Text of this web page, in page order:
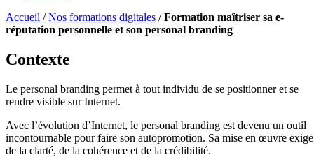
Accueil /Nos formations digitales /Formation maîtriser sa e-
réputation personnelle et son personal branding
Contexte
Le personal branding permet à tout individu de se positionner et se
rendre visible sur Internet.
Avec l’évolution d’Internet, le personal branding est devenu un outil
incontournable pour faire son autopromotion. Sa mise en œuvre exige
de la clarté, de la cohérence et de la crédibilité.